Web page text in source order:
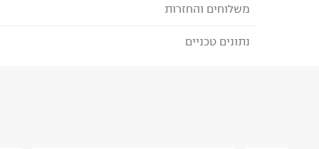
EASTPAK - איסטפאק
משלוחים והחזרות
לבחירת בשיטת המשלוח המתאימה לכם,
נתונים טכניים